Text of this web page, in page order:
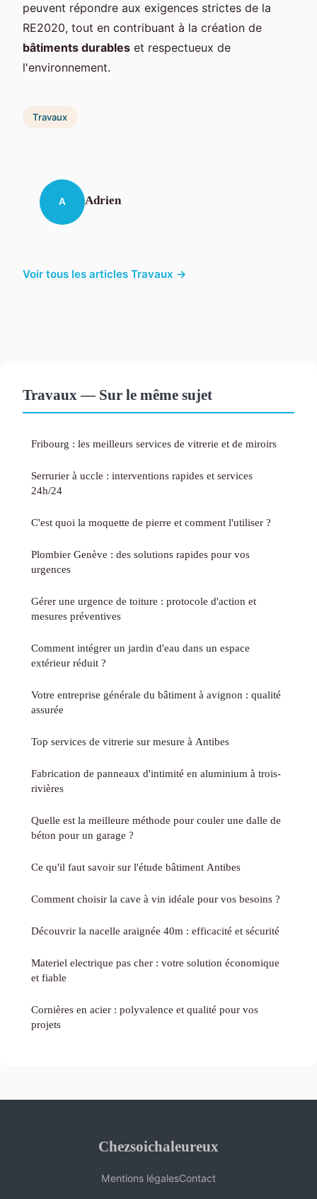
peuvent répondre aux exigences strictes de la
RE2020, tout en contribuant à la création de
bâtiments durables et respectueux de
l'environnement.
Travaux
A Adrien
Voir tous les articles Travaux →
Travaux — Sur le même sujet
Fribourg : les meilleurs services de vitrerie et de miroirs
Serrurier à uccle : interventions rapides et services
24h/24
C'est quoi la moquette de pierre et comment l'utiliser ?
Plombier Genève : des solutions rapides pour vos
urgences
Gérer une urgence de toiture : protocole d'action et
mesures préventives
Comment intégrer un jardin d'eau dans un espace
extérieur réduit ?
Votre entreprise générale du bâtiment à avignon : qualité
assurée
Top services de vitrerie sur mesure à Antibes
Fabrication de panneaux d'intimité en aluminium à trois-
rivières
Quelle est la meilleure méthode pour couler une dalle de
béton pour un garage ?
Ce qu'il faut savoir sur l'étude bâtiment Antibes
Comment choisir la cave à vin idéale pour vos besoins ?
Découvrir la nacelle araignée 40m : efficacité et sécurité
Materiel electrique pas cher : votre solution économique
et fiable
Cornières en acier : polyvalence et qualité pour vos
projets
Chezsoichaleureux
Mentions légalesContact